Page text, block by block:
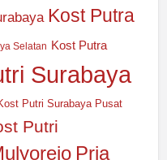
Kost Putra
Selatan Kost Putra
Surabaya
Putri Surabaya Pusat
Putri
Pria